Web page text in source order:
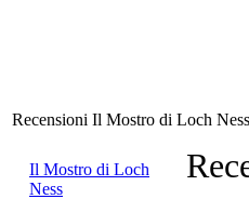
Recensioni Il Mostro di Loch Ness
Il Mostro di Loch
Ness